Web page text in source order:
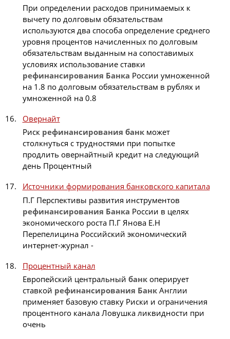
При определении расходов принимаемых к
вычету по долговым обязательствам
используются два способа определение среднего
уровня процентов начисленных по долговым
обязательствам выданным на сопоставимых
условиях использование ставки
рефинансирования Банка России умноженной
на 1.8 по долговым обязательствам в рублях и
умноженной на 0.8
Овернайт
Риск рефинансирования банкможет
столкнуться с трудностями при попытке
продлить овернайтный кредит на следующий
день Процентный
Источники формирования банковского капитала
П.Г Перспективы развития инструментов
рефинансирования Банка России в целях
экономического роста П.Г Янова Е.Н
Перепелицина Российский экономический
интернет-журнал -
Процентный канал
Европейский центральный банкоперирует
ставкой рефинансирования БанкАнглии
применяет базовую ставку Риски и ограничения
процентного канала Ловушка ликвидности при
очень